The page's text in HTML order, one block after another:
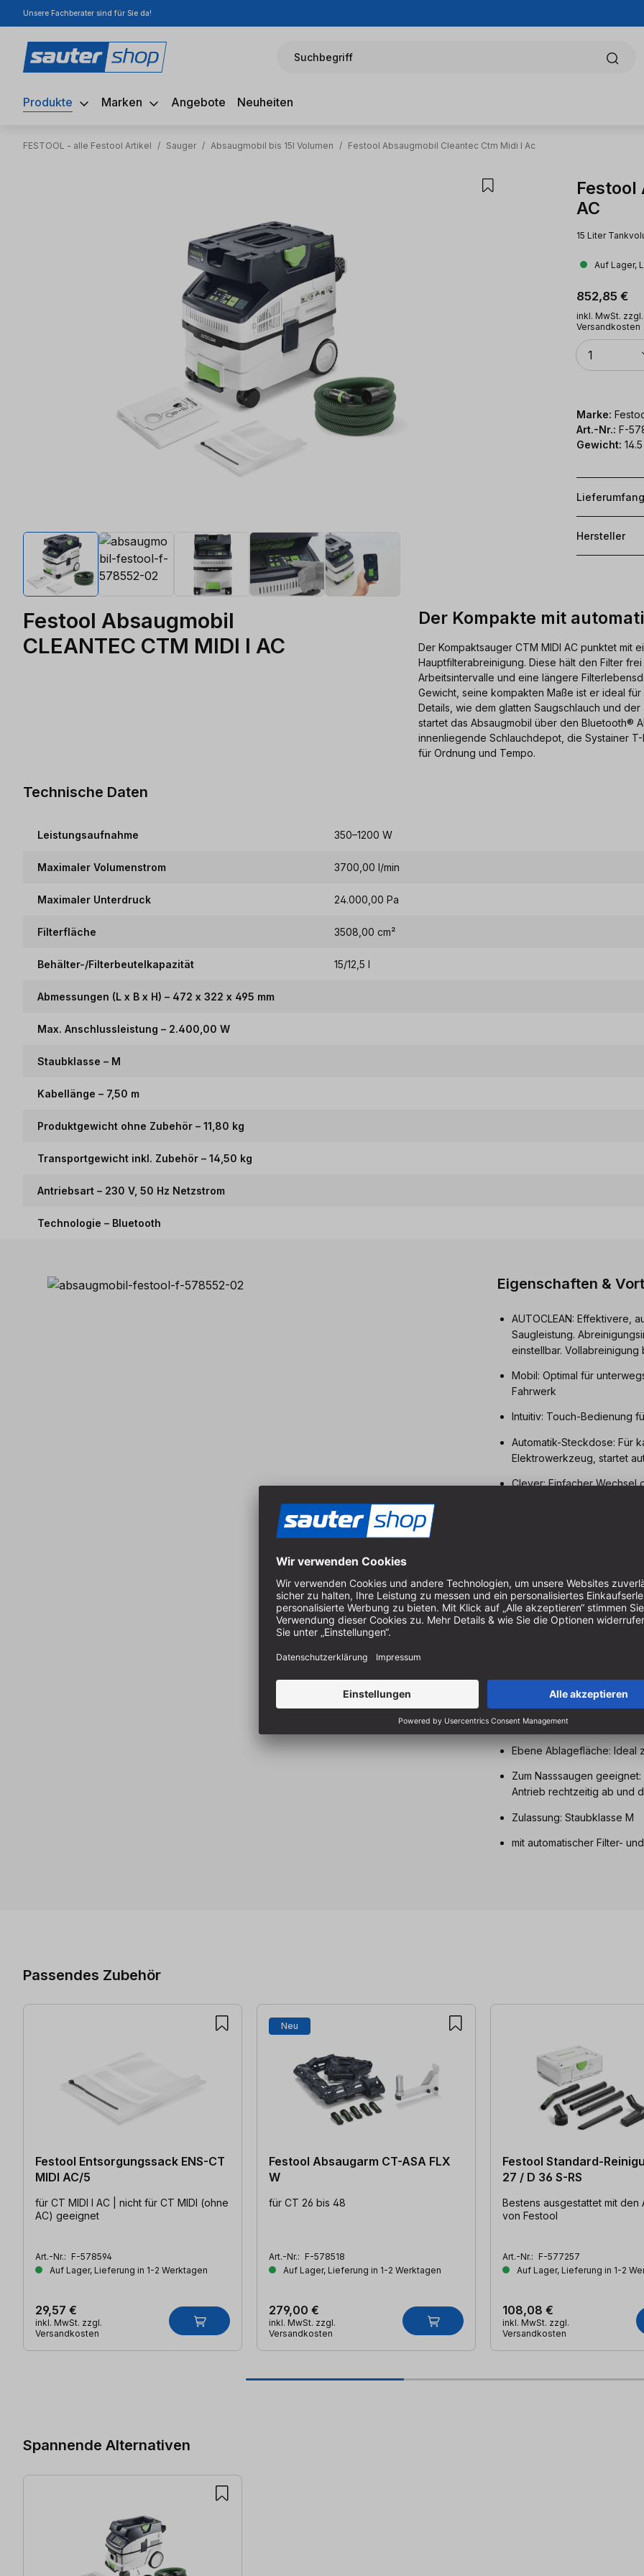
Hauptinhalt springen
Zur Suche springen
Zur Hauptnavigation springen
Unsere Fachberater sind für Sie da!
Suchbegriff
Produkte Marken Angebote Neuheiten
FESTOOL - alle Festool Artikel / Sauger / Absaugmobil bis 15l Volumen / Festool Absaugmobil Cleantec Ctm Midi I Ac
Festool
AC
15 Liter
Auf Lager,
Regulärer
852,85 €
inkl. MwSt. zzgl.
Versandkosten
Anzahl
1
Marke:
Art.-Nr.: F-
Gewicht:
Lieferumfang
Hersteller
Festool Absaugmobil
CLEANTEC CTM MIDI I AC
Der Kompakte mit
Der Kompaktsauger CTM MIDI AC punktet mit
Hauptfilterabreinigung. Diese hält den Filter
Arbeitsintervalle und eine längere
Gewicht, seine kompakten Maße ist er ideal
Details, wie dem glatten Saugschlauch und
startet das Absaugmobil über den Bluetooth®
innenliegende Schlauchdepot, die Systainer
für Ordnung und Tempo.
Technische Daten
Leistungsaufnahme 350–1200 W
Maximaler Volumenstrom 3700,00 l/min
Maximaler Unterdruck 24.000,00 Pa
Filterfläche 3508,00 cm²
Behälter-/Filterbeutelkapazität 15/12,5 l
Abmessungen (L x B x H) – 472 x 322 x 495 mm
Max. Anschlussleistung – 2.400,00 W
Staubklasse – M
Kabellänge – 7,50 m
Produktgewicht ohne Zubehör – 11,80 kg
Transportgewicht inkl. Zubehör – 14,50 kg
Antriebsart – 230 V, 50 Hz Netzstrom
Technologie – Bluetooth
Eigenschaften &
AUTOCLEAN: Effektivere,
Saugleistung.
einstellbar.
Mobil: Optimal für
Fahrwerk
Intuitiv: Touch-Bedienung
Automatik-Steckdose: Für
Elektrowerkzeug, startet
Clever: Einfacher Wechsel
Komfortabel: T-LOC
Absaugmobil
Aufgeräumt:
Brutto gleich Netto:
Ebene Ablagefläche: Ideal
Zum Nasssaugen
Antrieb rechtzeitig ab und
Zulassung: Staubklasse M
mit automatischer Filter-
Passendes Zubehör
Festool Entsorgungssack ENS-CT
MIDI AC/5
für CT MIDI I AC | nicht für CT MIDI (ohne
AC) geeignet
Art.-Nr.: F-578594
Auf Lager, Lieferung in 1-2 Werktagen
29,57 €
inkl. MwSt. zzgl.
Versandkosten
Neu
Festool Absaugarm CT-ASA FLX
W
für CT 26 bis 48
Art.-Nr.: F-578518
Auf Lager, Lieferung in 1-2 Werktagen
279,00 €
inkl. MwSt. zzgl.
Versandkosten
Festool Standard-
27 / D 36 S-RS
Bestens ausgestattet mit den
von Festool
Art.-Nr.: F-577257
Auf Lager, Lieferung in 1-2
108,08 €
inkl. MwSt. zzgl.
Versandkosten
Spannende Alternativen